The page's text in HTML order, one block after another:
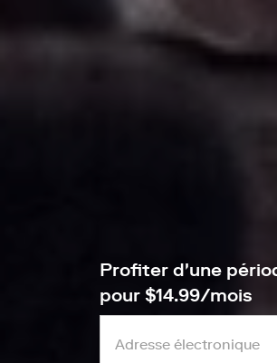
Profiter d'une
pour $14.99/mois